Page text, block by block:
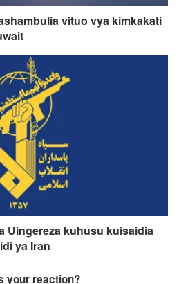
vituo vya kimkakati
Uingereza kuhusu kuisaidia
ya Iran